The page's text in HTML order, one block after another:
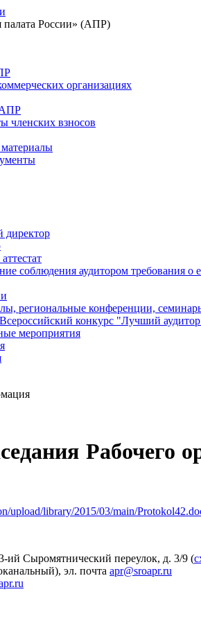
палата России» (АПР)
организациях
АПР
членских взносов
директор
соблюдения аудитором требования
региональные конференции,
конкурс "Лучший
мероприятия
Рабочего
upload/library/2015/03/main/
ий Сыромятнический переулок, д. 3/9 (
эл. почта apr@sroapr.ru